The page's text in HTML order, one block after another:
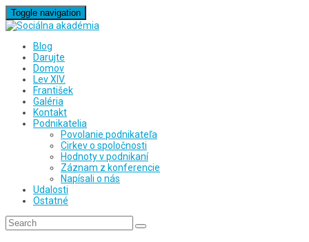
Toggle navigation
Blog
Darujte
Domov
Lev XIV.
František
Galéria
Kontakt
Podnikatelia
Povolanie podnikateľa
Cirkev o spoločnosti
Hodnoty v podnikaní
Záznam z konferencie
Napísali o nás
Udalosti
Ostatné